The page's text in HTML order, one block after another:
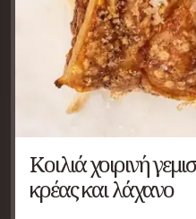
Κοιλιά χοιρινή
κρέας και λάχανο